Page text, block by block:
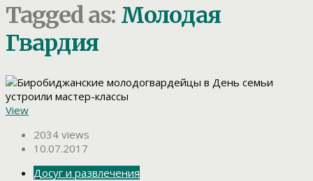
Tagged as: Молодая
Гвардия
View
2034 views
10.07.2017
Досуг и развлечения